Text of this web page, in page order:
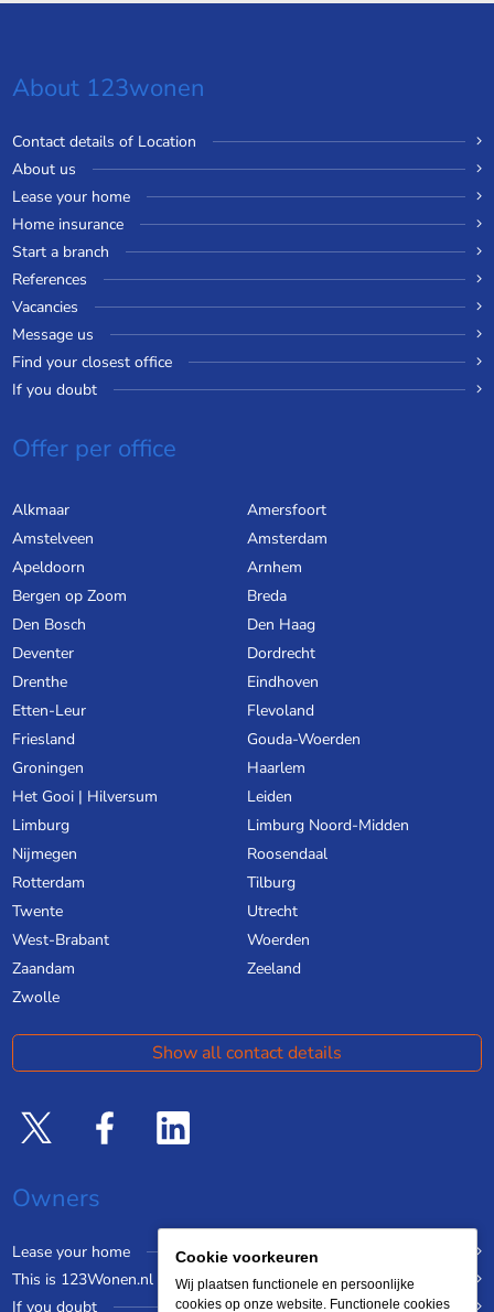
About 123wonen
Contact details of Location
About us
Lease your home
Home insurance
Start a branch
References
Vacancies
Message us
Find your closest office
If you doubt
Offer per office
Alkmaar
Amersfoort
Amstelveen
Amsterdam
Apeldoorn
Arnhem
Bergen op Zoom
Breda
Den Bosch
Den Haag
Deventer
Dordrecht
Drenthe
Eindhoven
Etten-Leur
Flevoland
Friesland
Gouda-Woerden
Groningen
Haarlem
Het Gooi | Hilversum
Leiden
Limburg
Limburg Noord-Midden
Nijmegen
Roosendaal
Rotterdam
Tilburg
Twente
Utrecht
West-Brabant
Woerden
Zaandam
Zeeland
Zwolle
Show all contact details
Owners
Lease your home
This is 123Wonen.nl
If you doubt
Cookie voorkeuren
Wij plaatsen functionele en persoonlijke
cookies op onze website. Functionele cookies